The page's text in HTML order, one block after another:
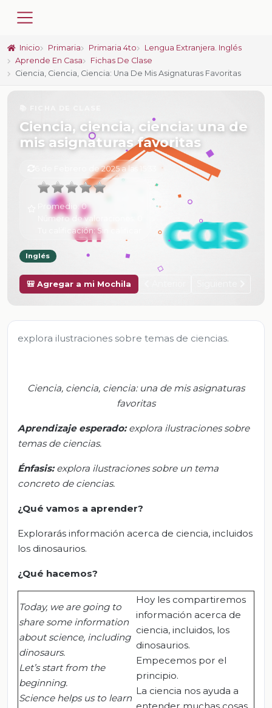
Inicio Primaria Primaria 4to
Lengua Extranjera. Inglés
Aprende En Casa
Fichas De Clase
Ciencia, Ciencia, Ciencia: Una De Mis Asignaturas Favoritas
Ciencia, ciencia, ciencia: una de
mis asignaturas favoritas
6 de Febrero de 2025 a las 15:33
Promedio:0
Número de valoraciones:
Tu calificación:Sin calificar
Inglés
🎒 Agregar a mi Mochila
explora ilustraciones sobre temas de ciencias.
Ciencia, ciencia, ciencia: una de mis asignaturas
favoritas
Aprendizaje esperado: explora ilustraciones sobre
temasde ciencias.
Énfasis: explora ilustraciones sobre un tema
concreto de ciencias.
¿Qué vamos a aprender?
Explorarás información acerca de ciencia, incluidos
los dinosaurios.
¿Qué hacemos?
Today, we are going to
share some information
about science, including
dinosaurs.
Let’s start from the
beginning.
Science helps us to learn
Hoy les compartiremos
información acerca de
ciencia, incluidos, los
dinosaurios.
Empecemos por el
principio.
La ciencia nos ayuda a